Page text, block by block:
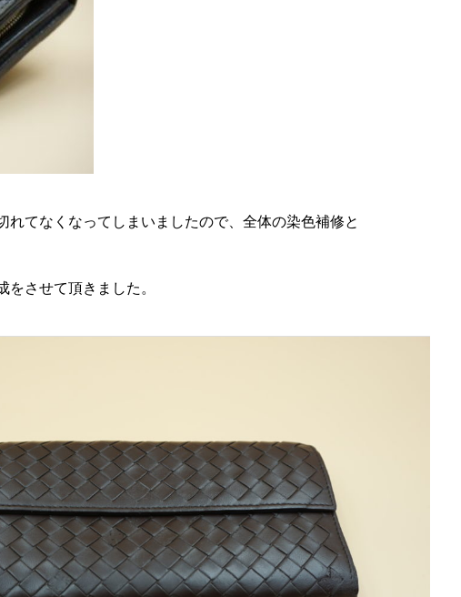
れてなくなってしまいましたので、全体の染色補修と
させて頂きました。